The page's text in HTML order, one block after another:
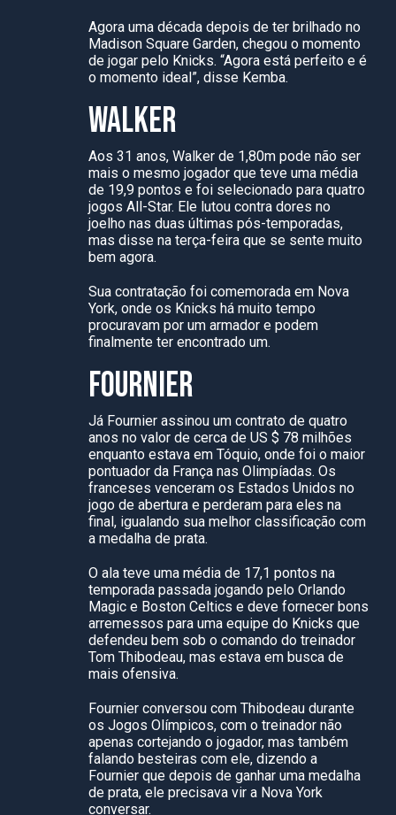
Agora uma década depois de ter brilhado no
Madison Square Garden, chegou o momento
de jogar pelo Knicks. “Agora está perfeito e é
o momento ideal”, disse Kemba.
WALKER
Aos 31 anos, Walker de 1,80m pode não ser
mais o mesmo jogador que teve uma média
de 19,9 pontos e foi selecionado para quatro
jogos All-Star. Ele lutou contra dores no
joelho nas duas últimas pós-temporadas,
mas disse na terça-feira que se sente muito
bem agora.
Sua contratação foi comemorada em Nova
York, onde os Knicks há muito tempo
procuravam por um armador e podem
finalmente ter encontrado um.
FOURNIER
Já Fournier assinou um contrato de quatro
anos no valor de cerca de US $ 78 milhões
enquanto estava em Tóquio, onde foi o maior
pontuador da França nas Olimpíadas. Os
franceses venceram os Estados Unidos no
jogo de abertura e perderam para eles na
final, igualando sua melhor classificação com
a medalha de prata.
O ala teve uma média de 17,1 pontos na
temporada passada jogando pelo Orlando
Magic e Boston Celtics e deve fornecer bons
arremessos para uma equipe do Knicks que
defendeu bem sob o comando do treinador
Tom Thibodeau, mas estava em busca de
mais ofensiva.
Fournier conversou com Thibodeau durante
os Jogos Olímpicos, com o treinador não
apenas cortejando o jogador, mas também
falando besteiras com ele, dizendo a
Fournier que depois de ganhar uma medalha
de prata, ele precisava vir a Nova York
conversar.